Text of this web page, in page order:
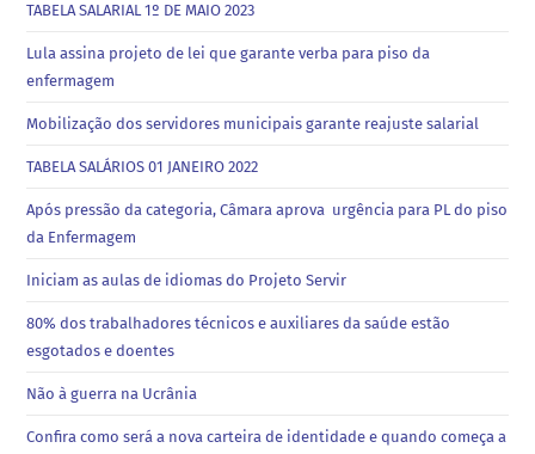
TABELA SALARIAL 1º DE MAIO 2023
Lula assina projeto de lei que garante verba para piso da
enfermagem
Mobilização dos servidores municipais garante reajuste salarial
TABELA SALÁRIOS 01 JANEIRO 2022
Após pressão da categoria, Câmara aprova urgência para PL do piso
da Enfermagem
Iniciam as aulas de idiomas do Projeto Servir
80% dos trabalhadores técnicos e auxiliares da saúde estão
esgotados e doentes
Não à guerra na Ucrânia
Confira como será a nova carteira de identidade e quando começa a